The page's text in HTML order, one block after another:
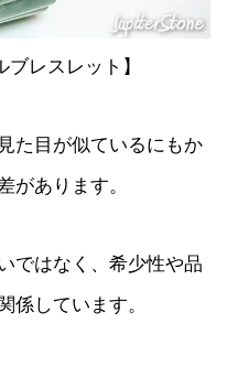
ブレスレット】
た目が似ているにもか
があります。
ではなく、希少性や品
係しています。